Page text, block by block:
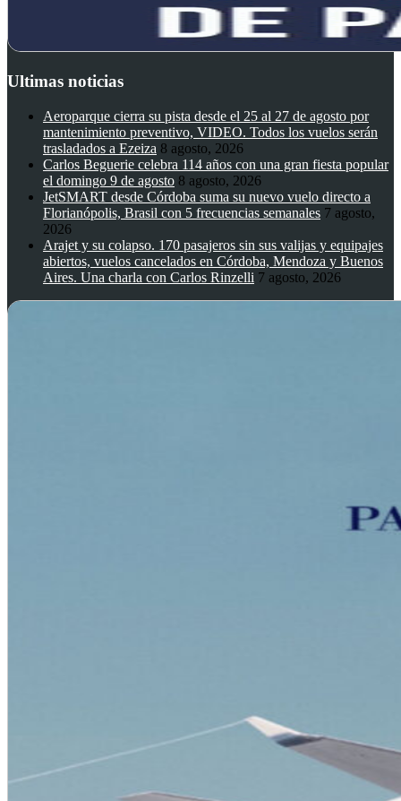
Ultimas noticias
Aeroparque cierra su pista desde el 25 al 27 de agosto por
mantenimiento preventivo, VIDEO. Todos los vuelos serán
trasladados a Ezeiza 8 agosto, 2026
Carlos Beguerie celebra 114 años con una gran fiesta popular
el domingo 9 de agosto 8 agosto, 2026
JetSMART desde Córdoba suma su nuevo vuelo directo a
Florianópolis, Brasil con 5 frecuencias semanales 7 agosto,
2026
Arajet y su colapso. 170 pasajeros sin sus valijas y equipajes
abiertos, vuelos cancelados en Córdoba, Mendoza y Buenos
Aires. Una charla con Carlos Rinzelli 7 agosto, 2026